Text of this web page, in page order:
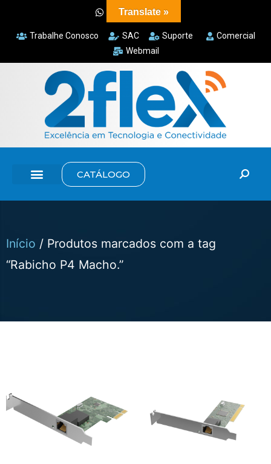
Trabalhe Conosco SAC Suporte
Comercial
Webmail
CATÁLOGO
Início / Produtos marcados com a tag
“Rabicho P4 Macho.”
Translate »